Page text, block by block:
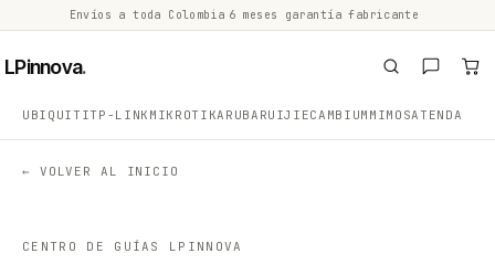
Envíos a toda Colombia 6 meses garantía fabricante
LPinnova.
UBIQUITITP-LINK MIKROTIKARUBA RUIJIECAMBIUM MIMOSATENDA
← VOLVER AL INICIO
CENTRO DE GUÍAS LPINNOVA